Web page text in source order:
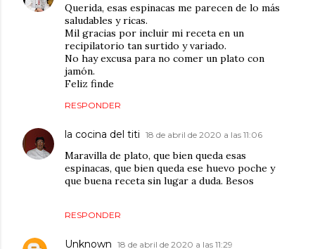
Querida, esas espinacas me parecen de lo más
saludables y ricas.
Mil gracias por incluir mi receta en un
recipilatorio tan surtido y variado.
No hay excusa para no comer un plato con
jamón.
Feliz finde
RESPONDER
la cocina del titi 18 de abril de 2020 a las 11:06
Maravilla de plato, que bien queda esas
espinacas, que bien queda ese huevo poche y
que buena receta sin lugar a duda. Besos
RESPONDER
Unknown 18 de abril de 2020 a las 11:29